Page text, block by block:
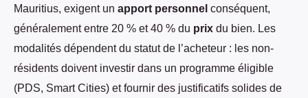
Mauritius, exigent un apport personnel conséquent,
généralement entre 20 % et 40 % du prix du bien. Les
modalités dépendent du statut de l’acheteur : les non-
résidents doivent investir dans un programme éligible
(PDS, Smart Cities) et fournir des justificatifs solides de